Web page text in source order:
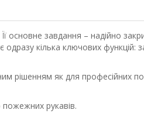
завдання – надійно
кілька ключових
рішенням як для професійних
рукавів.